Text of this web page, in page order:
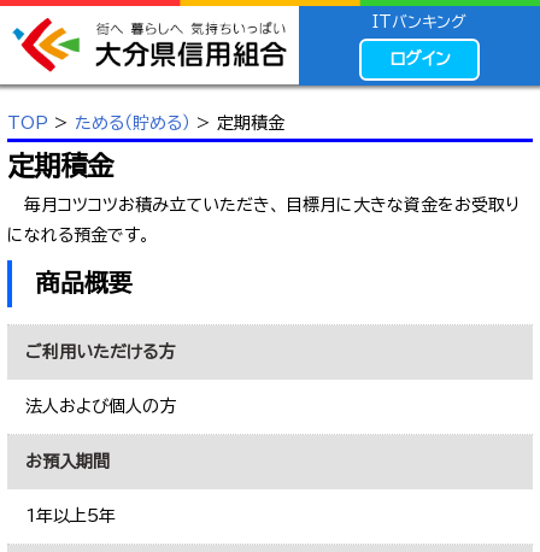
ITバンキング
ログイン
TOP > ためる（貯める） > 定期積金
定期積金
毎月コツコツお積み立ていただき、 目標月に大きな資金をお受取り
になれる預金です。
商品概要
ご利用いただける方
法人および個人の方
お預入期間
1年以上5年